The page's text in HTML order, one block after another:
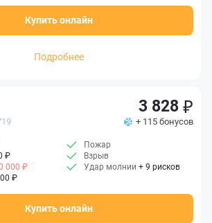
Купить онлайн
Подробнее
3 828
+ 115 бонусов
₽
000 ₽
₽
Пожар
Взрыв
Удар молнии
+ 9 рисков
Купить онлайн